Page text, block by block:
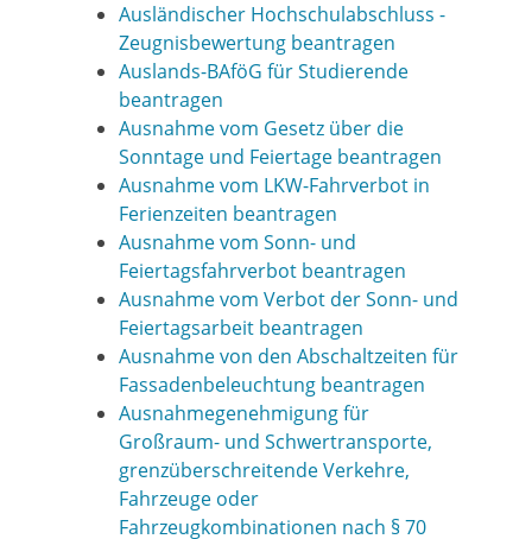
Ausländischer Hochschulabschluss -
Zeugnisbewertung beantragen
Auslands-BAföG für Studierende
beantragen
Ausnahme vom Gesetz über die
Sonntage und Feiertage beantragen
Ausnahme vom LKW-Fahrverbot in
Ferienzeiten beantragen
Ausnahme vom Sonn- und
Feiertagsfahrverbot beantragen
Ausnahme vom Verbot der Sonn- und
Feiertagsarbeit beantragen
Ausnahme von den Abschaltzeiten für
Fassadenbeleuchtung beantragen
Ausnahmegenehmigung für
Großraum- und Schwertransporte,
grenzüberschreitende Verkehre,
Fahrzeuge oder
Fahrzeugkombinationen nach § 70